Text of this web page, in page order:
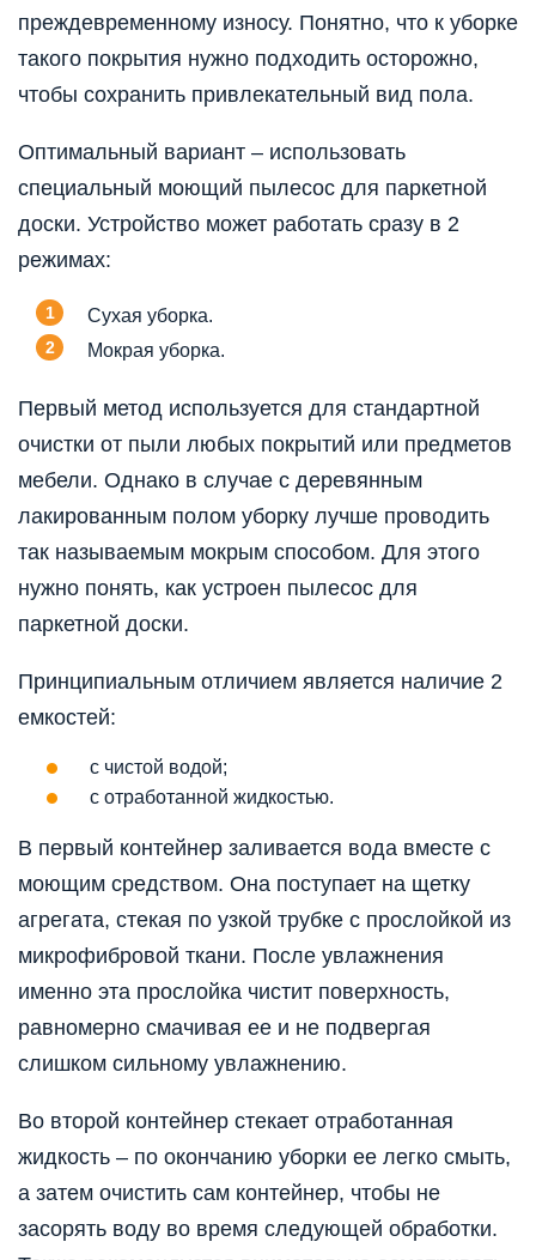
преждевременному износу. Понятно, что к уборке
такого покрытия нужно подходить осторожно,
чтобы сохранить привлекательный вид пола.
Оптимальный вариант – использовать
специальный моющий пылесос для паркетной
доски. Устройство может работать сразу в 2
режимах:
Сухая уборка.
Мокрая уборка.
Первый метод используется для стандартной
очистки от пыли любых покрытий или предметов
мебели. Однако в случае с деревянным
лакированным полом уборку лучше проводить
так называемым мокрым способом. Для этого
нужно понять, как устроен пылесос для
паркетной доски.
Принципиальным отличием является наличие 2
емкостей:
с чистой водой;
с отработанной жидкостью.
В первый контейнер заливается вода вместе с
моющим средством. Она поступает на щетку
агрегата, стекая по узкой трубке с прослойкой из
микрофибровой ткани. После увлажнения
именно эта прослойка чистит поверхность,
равномерно смачивая ее и не подвергая
слишком сильному увлажнению.
Во второй контейнер стекает отработанная
жидкость – по окончанию уборки ее легко смыть,
а затем очистить сам контейнер, чтобы не
засорять воду во время следующей обработки.